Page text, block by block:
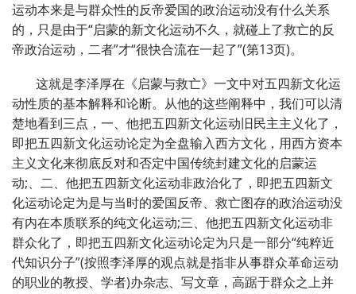
运动本来是与群众性的反帝爱国的政治运动没有什么关系
的，只是由于“启蒙的新文化运动不久，就碰上了救亡的反
帝政治运动，二者”才“很快合流在一起了”(第13页)。
这就是李泽厚在《启蒙与救亡》一文中对五四新文化运
动性质的基本解释和论断。从他的这些阐释中，我们可以清
楚地看到三点，一、他把五四新文化运动旧民主主义化了，
即把五四新文化运动论定为全盘输入西方文化，用西方资本
主义文化来彻底反对和否定中国传统封建文化的启蒙运
动;、二、他把五四新文化运动非政治化了，即把五四新文
化运动论定为是与当时的爱国反帝、救亡图存的政治运动没
有内在本质联系的纯文化运动;三、他把五四新文化运动非
群众化了，即把五四新文化运动论定为只是一部分“纯粹近
代知识分子”(按照李泽厚的观点就是指非从事群众革命运动
的职业的教授、学者)办杂志、写文章，高踞于群众之上并